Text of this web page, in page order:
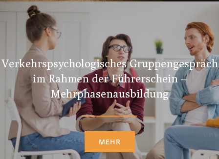
Verkehrspsychologisches Gruppengespräch
im Rahmen der Führerschein –
Mehrphasenausbildung
MEHR